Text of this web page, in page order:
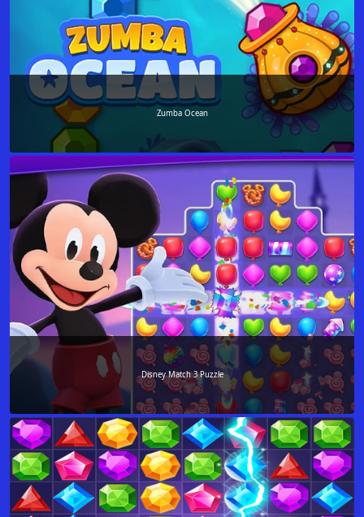
Zumba Ocean
Disney Match 3 Puzzle